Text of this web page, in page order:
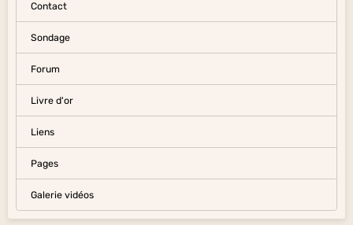
Contact
Sondage
Forum
Livre d'or
Liens
Pages
Galerie vidéos